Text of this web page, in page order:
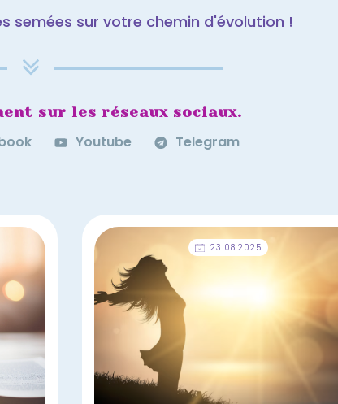
semées sur votre chemin d'évolution !
sur les réseaux sociaux.
Youtube Telegram
23.08.2025